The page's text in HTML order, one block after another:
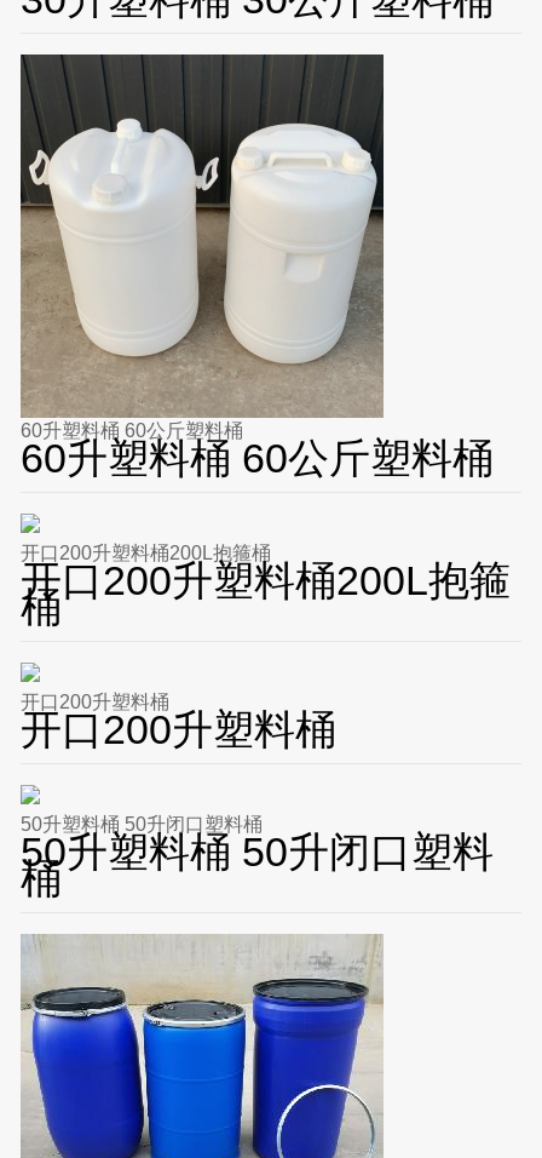
60升塑料桶 60公斤塑料桶
60升塑料桶 60公斤塑料桶
开口200升塑料桶200L抱箍桶
开口200升塑料桶200L抱箍
桶
开口200升塑料桶
开口200升塑料桶
50升塑料桶 50升闭口塑料桶
50升塑料桶 50升闭口塑料
桶